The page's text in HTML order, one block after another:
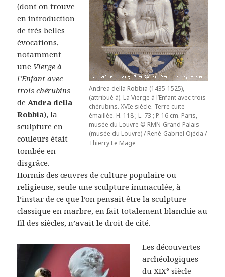
Andrea della Robbia (1435-1525),
(attribué à). La Vierge à l’Enfant avec trois
chérubins. XVIe siècle. Terre cuite
émaillée. H. 118 ; L. 73 ; P. 16 cm. Paris,
musée du Louvre © RMN-Grand Palais
(musée du Louvre) / René-Gabriel Ojéda /
Thierry Le Mage
(dont on trouve
en introduction
de très belles
évocations,
notamment
une Vierge à
l’Enfant avec
trois chérubins
deAndra della
Robbia), la
sculpture en
couleurs était
tombée en
disgrâce.
Hormis des œuvres de culture populaire ou
religieuse, seule une sculpture immaculée, à
l’instar de ce que l’on pensait être la sculpture
classique en marbre, en fait totalement blanchie au
fil des siècles, n’avait le droit de cité.
Les découvertes
archéologiques
du XIX° siècle